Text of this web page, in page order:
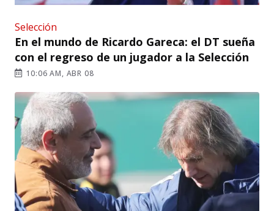
Selección
En el mundo de Ricardo Gareca: el DT sueña
con el regreso de un jugador a la Selección
10:06 AM, ABR 08